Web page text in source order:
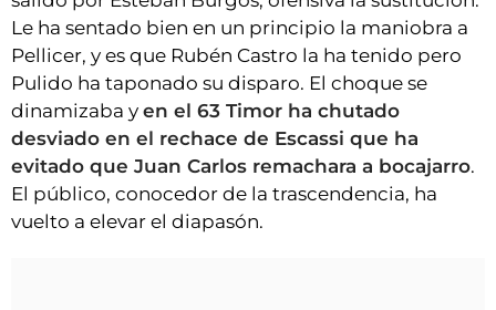
Le ha sentado bien en un principio la maniobra a
Pellicer, y es que Rubén Castro la ha tenido pero
Pulido ha taponado su disparo. El choque se
dinamizaba y en el 63 Timor ha chutado
desviado en el rechace de Escassi que ha
evitado que Juan Carlos remachara a bocajarro.
El público, conocedor de la trascendencia, ha
vuelto a elevar el diapasón.